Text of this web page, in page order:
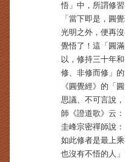
悟」中，所謂修
「當下即是，圓
光明之外，便再
覺悟了！這「圓
以，修持三十年
修、非修而修」的
《圓覺經》的「
思議、不可言說
師《證道歌》云
圭峰宗密禪師說
如此修者是最上
也沒有不悟的人